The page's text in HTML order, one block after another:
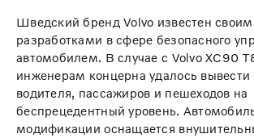
Шведский бренд Volvo известен
разработками в сфере безопасного
автомобилем. В случае с Volvo XC90
инженерам концерна удалось
водителя, пассажиров и пешеходов на
беспрецедентный уровень.
модификации оснащается